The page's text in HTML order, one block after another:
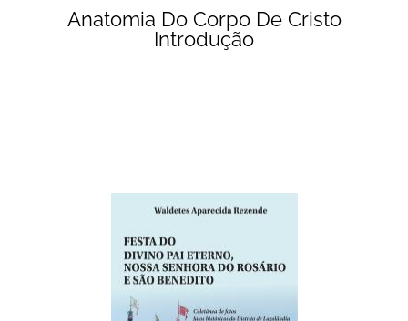
Anatomia Do Corpo De Cristo
Introdução